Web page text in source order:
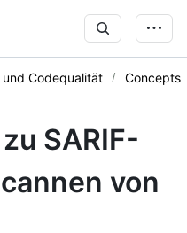
und Codequalität Concepts
SARIF-
von